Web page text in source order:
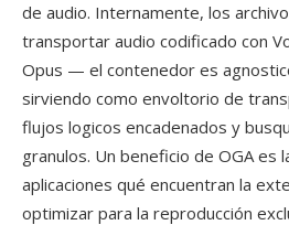
de audio. Internamente, los
transportar audio codificado con
Opus — el contenedor es
sirviendo como envoltorio de
flujos logicos encadenados y
granulos. Un beneficio de OGA es
aplicaciones qué encuentran la
optimizar para la reproducción